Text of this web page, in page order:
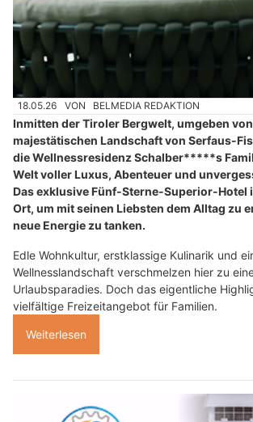
18.05.26 VON BELMEDIA REDAKTION
Inmitten der Tiroler Bergwelt, umgeben
majestätischen Landschaft von Serfaus-
die Wellnessresidenz Schalber*****s
Welt voller Luxus, Abenteuer und
Das exklusive Fünf-Sterne-Superior-Hotel
Ort, um mit seinen Liebsten dem Alltag zu
neue Energie zu tanken.
Edle Wohnkultur, erstklassige Kulinarik und
Wellnesslandschaft verschmelzen hier zu
Urlaubsparadies. Doch das eigentliche
vielfältige Freizeitangebot für Familien.
Weiterlesen